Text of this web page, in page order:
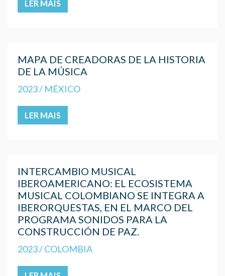
LER MAIS
MAPA DE CREADORAS DE LA HISTORIA
DE LA MÚSICA
2023 / MÉXICO
LER MAIS
INTERCAMBIO MUSICAL
IBEROAMERICANO: EL ECOSISTEMA
MUSICAL COLOMBIANO SE INTEGRA A
IBERORQUESTAS, EN EL MARCO DEL
PROGRAMA SONIDOS PARA LA
CONSTRUCCIÓN DE PAZ.
2023 / COLOMBIA